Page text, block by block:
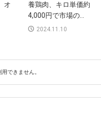
オ
養鶏肉、キロ単価約
4,000円で市場の...
2024.11.10
できません。